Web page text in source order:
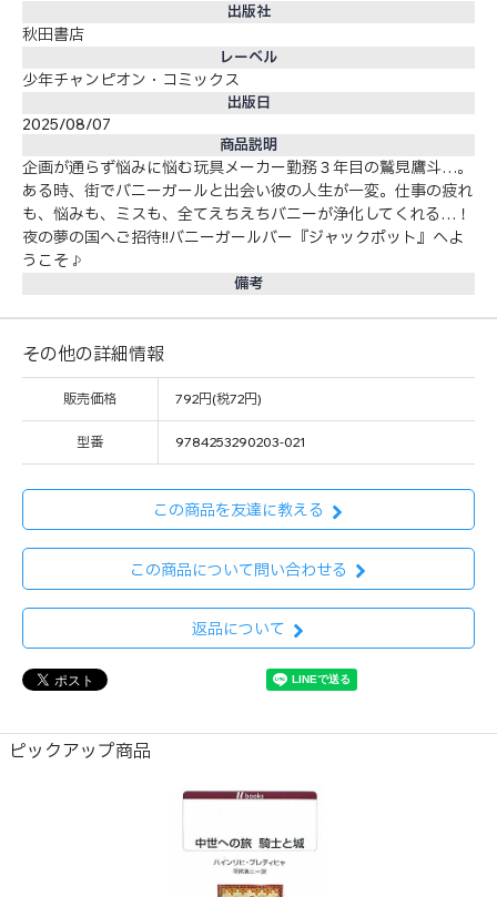
出版社
秋田書店
レーベル
少年チャンピオン・コミックス
出版日
2025/08/07
商品説明
企画が通らず悩みに悩む玩具メーカー勤務３年目の鷲見鷹斗…。
ある時、街でバニーガールと出会い彼の人生が一変。仕事の疲れ
も、悩みも、ミスも、全てえちえちバニーが浄化してくれる…！
夜の夢の国へご招待!!バニーガールバー『ジャックポット』へよ
うこそ♪
備考
その他の詳細情報
販売価格 792円(税72円)
型番 9784253290203-021
この商品を友達に教える
この商品について問い合わせる
返品について
ピックアップ商品